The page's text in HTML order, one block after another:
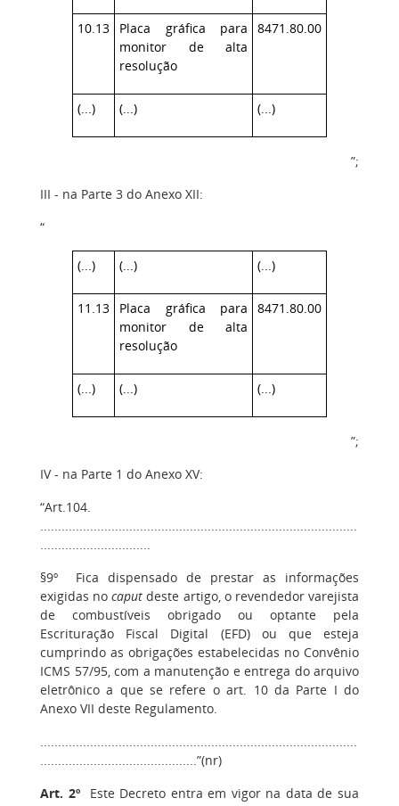
10.13
Placa gráfica para
monitor de alta
resolução
8471.80.00
(...) (...) (...)
”;
III - na Parte 3 do Anexo XII:
“
(...) (...) (...)
11.13
Placa gráfica para
monitor de alta
resolução
8471.80.00
(...) (...) (...)
”;
IV - na Parte 1 do Anexo XV:
“Art.104.
.........................................................................................
...............................
§9º Fica dispensado de prestar as informações
exigidas nocaput deste artigo, o revendedor varejista
de combustíveis obrigado ou optante pela
Escrituração Fiscal Digital (EFD) ou que esteja
cumprindo as obrigações estabelecidas no Convênio
ICMS 57/95, com a manutenção e entrega do arquivo
eletrônico a que se refere o art. 10 da Parte I do
Anexo VII deste Regulamento.
.........................................................................................
............................................”(nr)
Art. 2ºEste Decreto entra em vigor na data de sua